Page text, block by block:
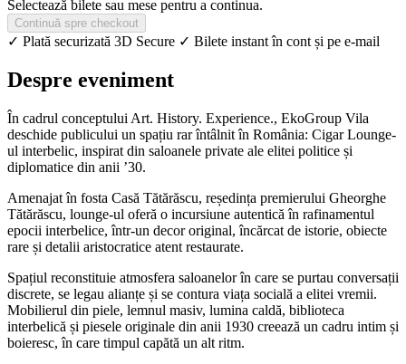
Selectează bilete sau mese pentru a continua.
Continuă spre checkout
✓ Plată securizată 3D Secure ✓ Bilete instant în cont și pe e-mail
Despre eveniment
În cadrul conceptului Art. History. Experience., EkoGroup Vila
deschide publicului un spațiu rar întâlnit în România: Cigar Lounge-
ul interbelic, inspirat din saloanele private ale elitei politice și
diplomatice din anii ’30.
Amenajat în fosta Casă Tătărăscu, reședința premierului Gheorghe
Tătărăscu, lounge-ul oferă o incursiune autentică în rafinamentul
epocii interbelice, într-un decor original, încărcat de istorie, obiecte
rare și detalii aristocratice atent restaurate.
Spațiul reconstituie atmosfera saloanelor în care se purtau conversații
discrete, se legau alianțe și se contura viața socială a elitei vremii.
Mobilierul din piele, lemnul masiv, lumina caldă, biblioteca
interbelică și piesele originale din anii 1930 creează un cadru intim și
boieresc, în care timpul capătă un alt ritm.